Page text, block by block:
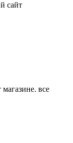
сайт
все